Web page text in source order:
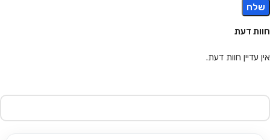
חוות דעת
אין עדיין חוות דעת.